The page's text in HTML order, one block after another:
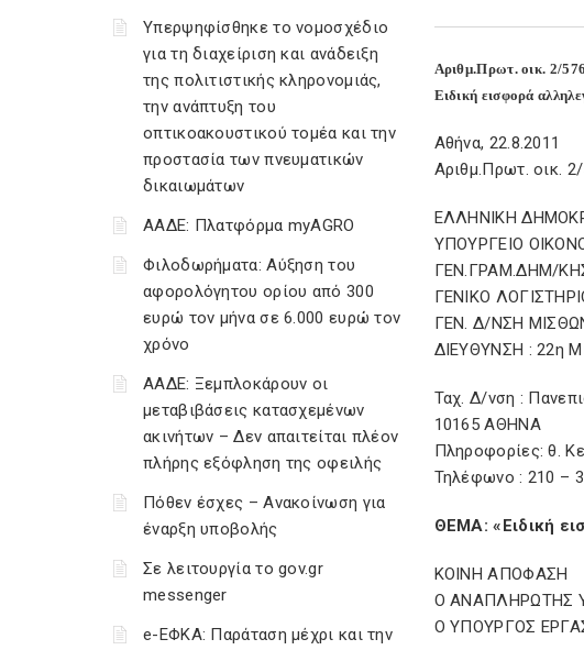
Υπερψηφίσθηκε το νομοσχέδιο
για τη διαχείριση και ανάδειξη
της πολιτιστικής κληρονομιάς,
την ανάπτυξη του
οπτικοακουστικού τομέα και την
προστασία των πνευματικών
δικαιωμάτων
ΑΑΔΕ: Πλατφόρμα myAGRO
Φιλοδωρήματα: Αύξηση του
αφορολόγητου ορίου από 300
ευρώ τον μήνα σε 6.000 ευρώ τον
χρόνο
ΑΑΔΕ: Ξεμπλοκάρουν οι
μεταβιβάσεις κατασχεμένων
ακινήτων – Δεν απαιτείται πλέον
πλήρης εξόφληση της οφειλής
Πόθεν έσχες – Ανακοίνωση για
έναρξη υποβολής
Σε λειτουργία το gov.gr
messenger
e-ΕΦΚΑ: Παράταση μέχρι και την
Αριθμ.Πρωτ. οικ. 2/
Ειδική εισφορά
Αθήνα, 22.8.2011
Αριθμ.Πρωτ. οικ.
ΕΛΛΗΝΙΚΗ
ΥΠΟΥΡΓΕΙΟ
ΓΕΝ.ΓΡΑΜ.ΔΗΜ/
ΓΕΝΙΚΟ
ΓΕΝ. Δ/ΝΣΗ
ΔΙΕΥΘΥΝΣΗ : 22η
Ταχ. Δ/νση :
10165 ΑΘΗΝΑ
Πληροφορίες: θ.
Τηλέφωνο : 210 –
ΘΕΜΑ: «Ειδική
ΚΟΙΝΗ ΑΠΟΦΑΣΗ
Ο ΑΝΑΠΛΗΡΩΤΗΣ
Ο ΥΠΟΥΡΓΟΣ